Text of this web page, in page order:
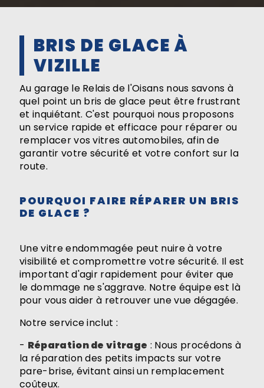
BRIS DE GLACE À
VIZILLE
Au garage le Relais de l'Oisans nous savons à
quel point un bris de glace peut être frustrant
et inquiétant. C'est pourquoi nous proposons
un service rapide et efficace pour réparer ou
remplacer vos vitres automobiles, afin de
garantir votre sécurité et votre confort sur la
route.
POURQUOI FAIRE RÉPARER UN BRIS
DE GLACE ?
Une vitre endommagée peut nuire à votre
visibilité et compromettre votre sécurité. Il est
important d'agir rapidement pour éviter que
le dommage ne s'aggrave. Notre équipe est là
pour vous aider à retrouver une vue dégagée.
Notre service inclut :
- Réparation de vitrage : Nous procédons à
la réparation des petits impacts sur votre
pare-brise, évitant ainsi un remplacement
coûteux.